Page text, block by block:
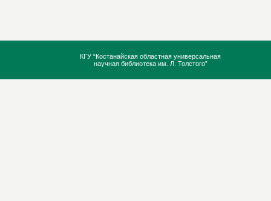
КГУ “Костанайская областная универсальная
научная библиотека им. Л. Толстого”